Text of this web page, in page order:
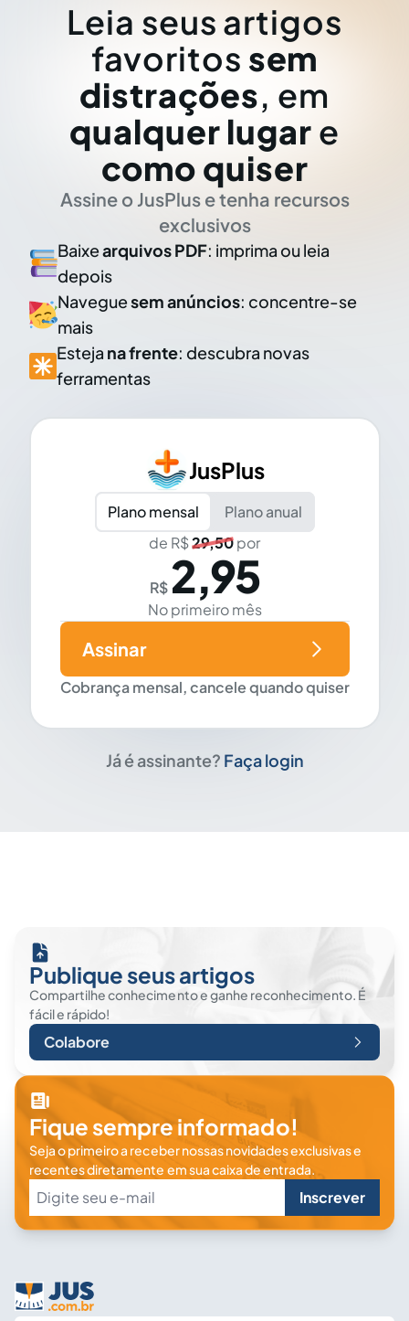
Leia seus artigos
favoritos sem
distrações, em
qualquer lugar e
como quiser
Assine o JusPlus e tenha recursos
exclusivos
Baixearquivos PDF: imprima ou leia
depois
Naveguesem anúncios: concentre-se
mais
Esteja na frente: descubra novas
ferramentas
JusPlus
Plano mensal
Plano anual
de R$29,50por
R$ 2,95
No primeiro mês
Cobrança mensal, cancele quando quiser
Assinar
Já é assinante? Faça login
Publique seus artigos
Compartilhe conhecimento e ganhe reconhecimento. É
fácil e rápido!
Colabore
Fique sempre informado!
Seja o primeiro a receber nossas novidades exclusivas e
recentes diretamente em sua caixa de entrada.
Inscrever